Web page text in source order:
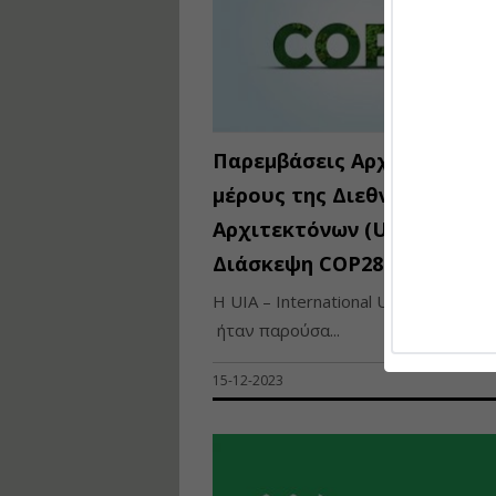
Παρεμβάσεις Αρχιτεκτόνων
μέρους της Διεθνούς
Αρχιτεκτόνων (UIA) στην
Διάσκεψη COP28
Η UIA – International Union of
ήταν παρούσα...
15-12-2023